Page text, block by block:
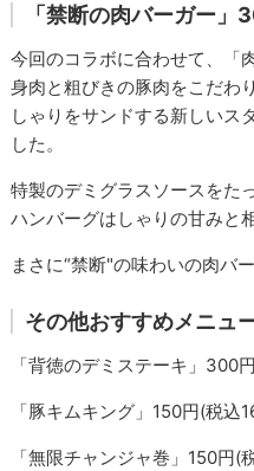
「禁断の肉バーガー
今回のコラボに合わせて、「
身肉と粗びきの豚肉をこだわ
しゃりをサンドする新しいス
した。
特製のデミグラスソースをた
ハンバーグはしゃりの甘みと
まさに“禁断"の味わいの肉バ
その他おすすめメニュ
「背徳のデミステーキ」300
「豚キムキング」150円(税込
「無限チャンジャ巻」150円(